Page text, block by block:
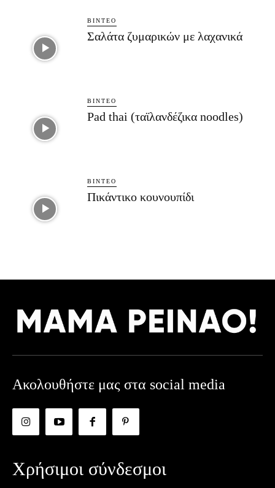
ΒΊΝΤΕΟ
Σαλάτα ζυμαρικών με λαχανικά
ΒΊΝΤΕΟ
Pad thai (ταϊλανδέζικα noodles)
ΒΊΝΤΕΟ
Πικάντικο κουνουπίδι
Ακολουθήστε μας στα social media
Χρήσιμοι σύνδεσμοι